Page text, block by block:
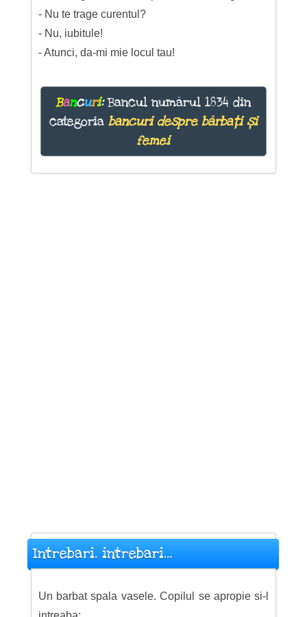
- Nu te trage curentul?
- Nu, iubitule!
- Atunci, da-mi mie locul tau!
Bancuri:Bancul numărul 1834 din
categoria bancuri despre bărbați și
femei
Intrebari. intrebari...
Un barbat spala vasele. Copilul se apropie si-l